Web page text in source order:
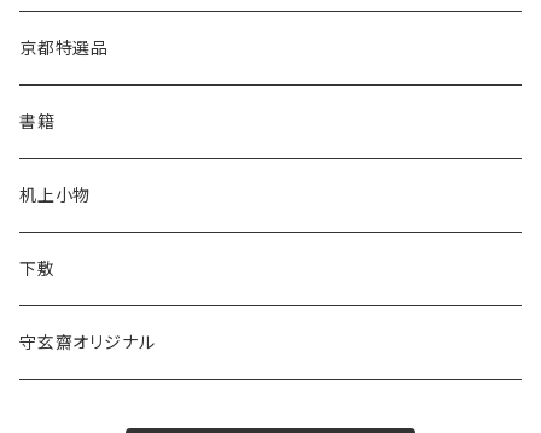
長栄堂
菊壽堂
唐筆
あかしや
長栄堂
菊壽堂
半切
1.75×7.5
半紙
半切
1.75×7.5
かな用
漢字用
かな用
京都特選品
書籍
机上小物
下敷
守玄齋オリジナル